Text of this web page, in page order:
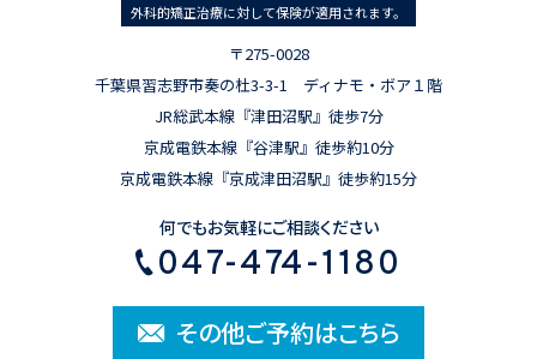
外科的矯正治療に対して保険が適用されます。
〒275-0028
千葉県習志野市奏の杜3-3-1 ディナモ・ボア１階
JR総武本線『津田沼駅』徒歩7分
京成電鉄本線『谷津駅』徒歩約10分
京成電鉄本線『京成津田沼駅』徒歩約15分
何でもお気軽にご相談ください
047-474-1180
その他ご予約はこちら